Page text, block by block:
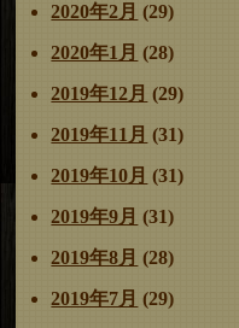
2020年2月 (29)
2020年1月 (28)
2019年12月 (29)
2019年11月 (31)
2019年10月 (31)
2019年9月 (31)
2019年8月 (28)
2019年7月 (29)